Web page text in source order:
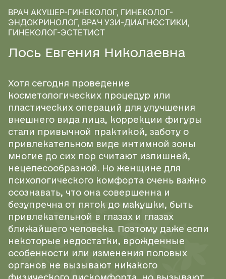
вследствие возрастных изменений;
деформации влагалища, послеродовые рубцы;
снижение тонуса мышц тазового дна, что
сухость слизистой половых органов;
аноргазмия или снижение либидо и
удовлетворенности половой жизнью,
болезненный половой акт вследствие некоторых
из вышеперечисленных нарушений;
гиперпигментация (потемнение кожи) в зоне
бикини.
ВРАЧ АКУШЕР-ГИНЕКОЛОГ, ГИНЕКОЛОГ-
ЭНДОКРИНОЛОГ, ВРАЧ УЗИ-ДИАГНОСТИКИ,
ГИНЕКОЛОГ-ЭСТЕТИСТ
Л ось Евгения Н и колаевна
Хотя сегодня проведение
косметологических процедур или
пластических операций для улучшения
внешнего вида лица, коррекции фигуры
стали привычной практикой, заботу о
привлекательном виде интимной зоны
многие до сих пор считают излишней,
нецелесообразной. Но женщине для
психологического комфорта очень важно
осознавать, что она совершенна и
безупречна от пяток до макушки, быть
привлекательной в глазах и глазах
ближайшего человека. Поэтому даже если
некоторые недостатки, врожденные
особенности или изменения половых
органов не вызывают никакого